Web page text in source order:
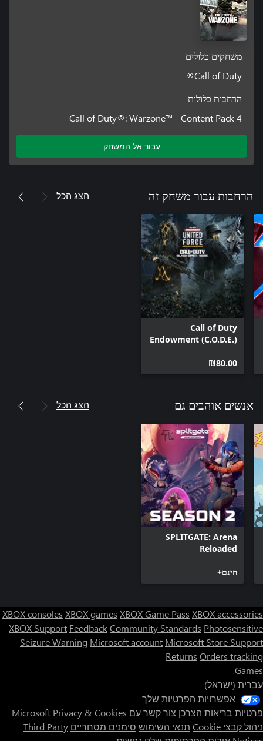
משחקים כלולים
Call of Duty®
הרחבות כלולות
Call of Duty®: Warzone™ - Content Pack 4
עבור אל המשחק
הרחבות עבור משחק זה הצג הכל
Call of Duty
Endowment (C.O.D.E.)
Pack
‪₪‎80.00‬
אנשים אוהבים גם הצג הכל
SPLITGATE: Arena
Reloaded
חינם+
XBOX consoles XBOX games XBOX Game Pass XBOX accessories
XBOX Support FeedbackCommunity Standards Photosensitive
Seizure Warning Microsoft account Microsoft Store Support
Returns Orders tracking
Games
עברית (ישראל)
אפשרויות הפרטיות שלך
פרטיות בריאות הצרכן צור קשר עם Microsoft Privacy & Cookies
ניהול קבצי Cookie
תנאי השימוש סימנים מסחריים Third Party